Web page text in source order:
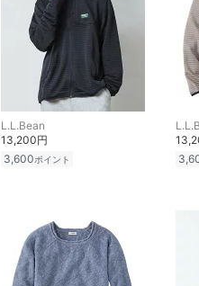
L.L.Bean
13,200円
3,600ポイント